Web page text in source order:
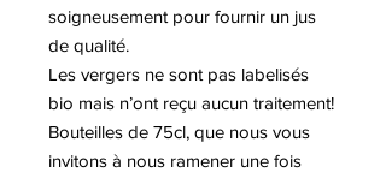
soigneusement pour fournir un jus
de qualité.
Les vergers ne sont pas labelisés
bio mais n’ont reçu aucun traitement!
Bouteilles de 75cl, que nous vous
invitons à nous ramener une fois